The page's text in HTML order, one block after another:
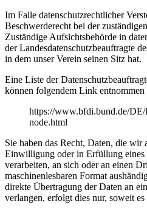
Im Falle datenschutzrechtlicher
Beschwerderecht bei der
Zuständige Aufsichtsbehörde in
der Landesdatenschutzbeauftragte
in dem unser Verein seinen Sitz hat.
Eine Liste der
können folgendem Link entnommen
https://www.bfdi.bund.de/
node.html
Sie haben das Recht, Daten, die wir
Einwilligung oder in Erfüllung eines
verarbeiten, an sich oder an einen
maschinenlesbaren Format
direkte Übertragung der Daten an
verlangen, erfolgt dies nur, soweit